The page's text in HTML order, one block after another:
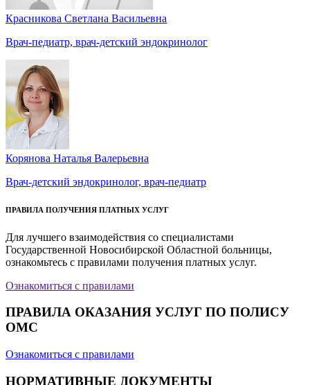
Красникова Светлана Васильевна
Врач-педиатр, врач-детский эндокринолог
Корянова Наталья Валерьевна
Врач-детский эндокринолог, врач-педиатр
ПРАВИЛА ПОЛУЧЕНИЯ ПЛАТНЫХ УСЛУГ
Для лучшего взаимодействия со специалистами
Государственной Новосибирской Областной больницы,
ознакомьтесь с правилами получения платных услуг.
Ознакомиться с правилами
ПРАВИЛА ОКАЗАНИЯ УСЛУГ ПО ПОЛИСУ
ОМС
Ознакомиться с правилами
НОРМАТИВНЫЕ ДОКУМЕНТЫ